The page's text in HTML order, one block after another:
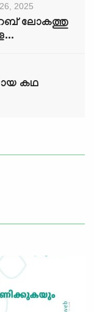
2025
ലോകത്തു
കഥ